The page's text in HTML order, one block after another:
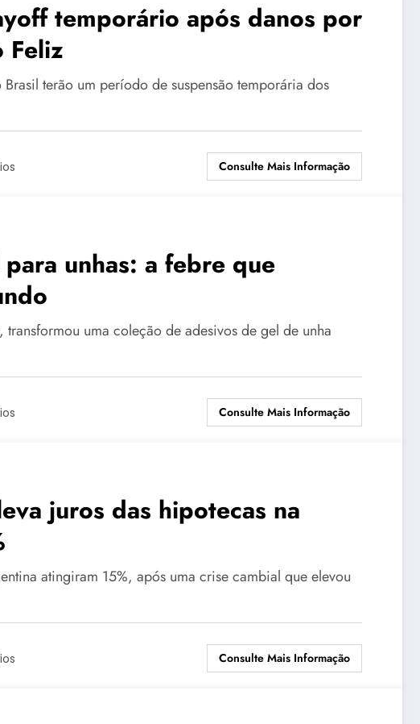
temporário após danos por
Feliz
Brasil terão um período de suspensão temporária dos
Consulte Mais Informação
unhas: a febre que
transformou uma coleção de adesivos de gel de unha
Consulte Mais Informação
juros das hipotecas na
atingiram 15%, após uma crise cambial que elevou
Consulte Mais Informação